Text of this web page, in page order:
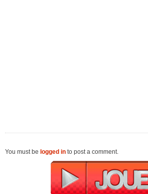
You must be logged in to post a comment.